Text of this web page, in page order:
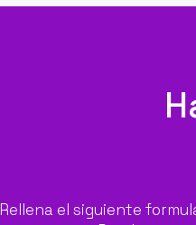
Rellena el siguiente